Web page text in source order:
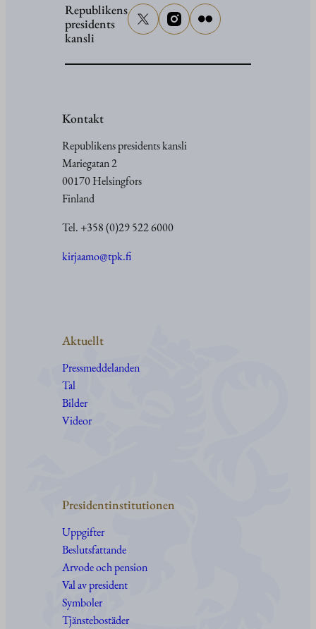
Republikens
presidents
kansli
Kontakt
Republikens presidents kansli
Mariegatan 2
00170 Helsingfors
Finland
Tel. +358 (0)29 522 6000
kirjaamo@tpk.fi
Aktuellt
Pressmeddelanden
Tal
Bilder
Videor
Presidentinstitutionen
Uppgifter
Beslutsfattande
Arvode och pension
Val av president
Symboler
Tjänstebostäder